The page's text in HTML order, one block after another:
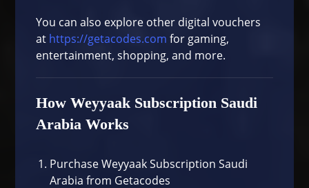
You can also explore other digital vouchers
at https://getacodes.com for gaming,
entertainment, shopping, and more.
How Weyyaak Subscription Saudi
Arabia Works
Purchase Weyyaak Subscription Saudi
Arabia from Getacodes